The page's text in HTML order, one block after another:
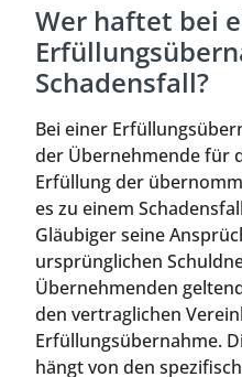
Wer haftet bei
Schadensfall?
Bei einer
der Übernehmende für
Erfüllung der
es zu einem
Gläubiger seine
ursprünglichen
Übernehmenden
den vertraglichen
Erfüllungsübernahme.
hängt von den